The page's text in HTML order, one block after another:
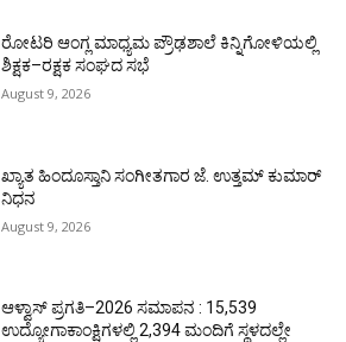
ರೋಟರಿ ಆಂಗ್ಲ ಮಾಧ್ಯಮ ಪ್ರೌಢಶಾಲೆ ಕಿನ್ನಿಗೋಳಿಯಲ್ಲಿ
ಶಿಕ್ಷಕ–ರಕ್ಷಕ ಸಂಘದ ಸಭೆ
August 9, 2026
ಖ್ಯಾತ ಹಿಂದೂಸ್ತಾನಿ ಸಂಗೀತಗಾರ ಜೆ. ಉತ್ತಮ್ ಕುಮಾರ್
ನಿಧನ
August 9, 2026
ಆಳ್ವಾಸ್ ಪ್ರಗತಿ–2026 ಸಮಾಪನ : 15,539
ಉದ್ಯೋಗಾಕಾಂಕ್ಷಿಗಳಲ್ಲಿ 2,394 ಮಂದಿಗೆ ಸ್ಥಳದಲ್ಲೇ